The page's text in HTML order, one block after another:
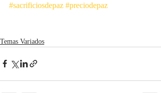
#sacrificiosdepaz #preciodepaz
Temas Variados